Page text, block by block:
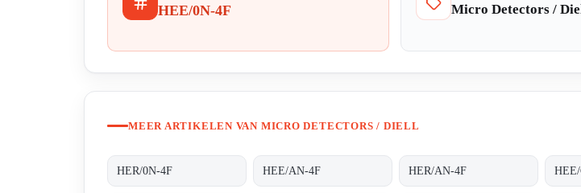
HEE/0N-4F Micro Detectors /
MEER ARTIKELEN VAN MICRO DETECTORS / DIELL
HER/0N-4F HEE/AN-4F HER/AN-4F